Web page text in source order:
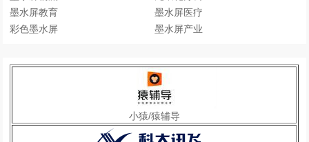
墨水屏教育
墨水屏医疗
彩色墨水屏
墨水屏产业
小猿/猿辅导